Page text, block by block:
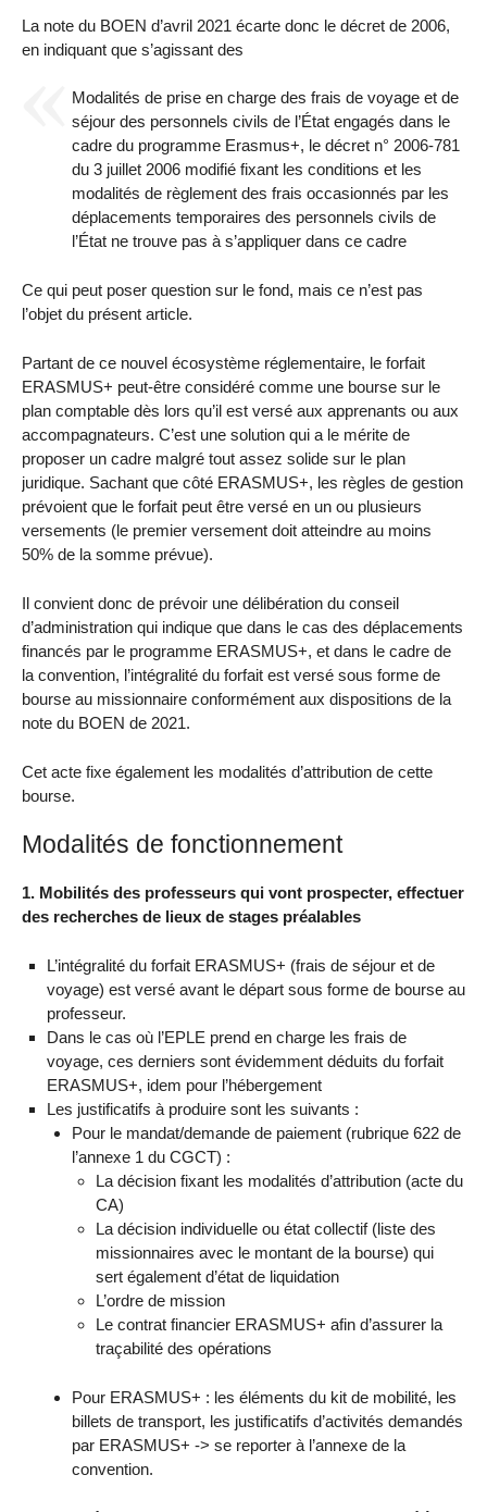
La note du BOEN d’avril 2021 écarte donc le décret de 2006,
en indiquant que s’agissant des
Modalités de prise en charge des frais de voyage et de
séjour des personnels civils de l’État engagés dans le
cadre du programme Erasmus+, le décret n° 2006-781
du 3 juillet 2006 modifié fixant les conditions et les
modalités de règlement des frais occasionnés par les
déplacements temporaires des personnels civils de
l’État ne trouve pas à s’appliquer dans ce cadre
Ce qui peut poser question sur le fond, mais ce n’est pas
l’objet du présent article.
Partant de ce nouvel écosystème réglementaire, le forfait
ERASMUS+ peut-être considéré comme une bourse sur le
plan comptable dès lors qu’il est versé aux apprenants ou aux
accompagnateurs. C’est une solution qui a le mérite de
proposer un cadre malgré tout assez solide sur le plan
juridique. Sachant que côté ERASMUS+, les règles de gestion
prévoient que le forfait peut être versé en un ou plusieurs
versements (le premier versement doit atteindre au moins
50% de la somme prévue).
Il convient donc de prévoir une délibération du conseil
d’administration qui indique que dans le cas des déplacements
financés par le programme ERASMUS+, et dans le cadre de
la convention, l’intégralité du forfait est versé sous forme de
bourse au missionnaire conformément aux dispositions de la
note du BOEN de 2021.
Cet acte fixe également les modalités d’attribution de cette
bourse.
Modalités de fonctionnement
1. Mobilités des professeurs qui vont prospecter, effectuer
des recherches de lieux de stages préalables
L’intégralité du forfait ERASMUS+ (frais de séjour et de
voyage) est versé avant le départ sous forme de bourse au
professeur.
Dans le cas où l’EPLE prend en charge les frais de
voyage, ces derniers sont évidemment déduits du forfait
ERASMUS+, idem pour l’hébergement
Les justificatifs à produire sont les suivants :
Pour le mandat/demande de paiement (rubrique 622 de
l’annexe 1 du CGCT) :
La décision fixant les modalités d’attribution (acte du
CA)
La décision individuelle ou état collectif (liste des
missionnaires avec le montant de la bourse) qui
sert également d’état de liquidation
L’ordre de mission
Le contrat financier ERASMUS+ afin d’assurer la
traçabilité des opérations
Pour ERASMUS+ : les éléments du kit de mobilité, les
billets de transport, les justificatifs d’activités demandés
par ERASMUS+ -> se reporter à l’annexe de la
convention.